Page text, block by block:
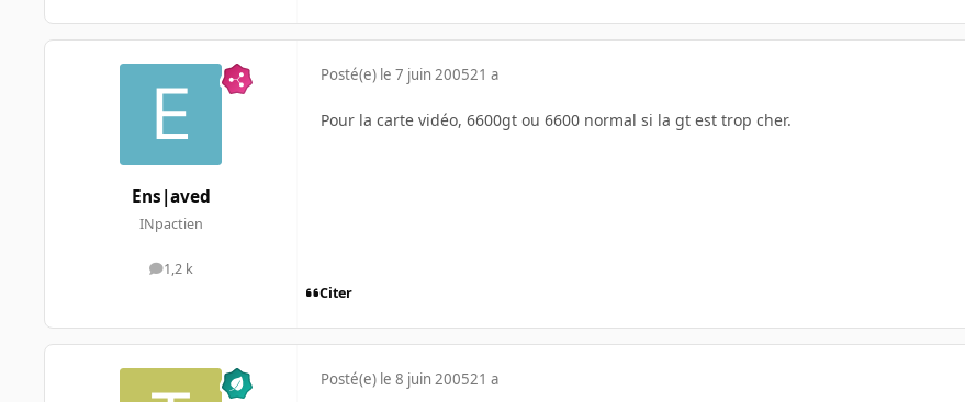
Ens|aved
INpactien
1,2 k
messages
Posté(e) le 7 juin 200521 a
Pour la carte vidéo, 6600gt ou 6600 normal si la gt est trop cher.
Citer
Posté(e) le 8 juin 200521 a